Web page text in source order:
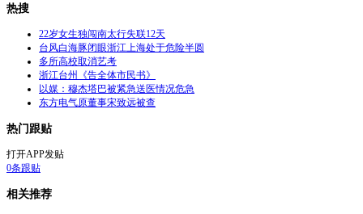
热搜
22岁女生独闯南太行失联12天
台风白海豚闭眼浙江上海处于危险半圆
多所高校取消艺考
浙江台州《告全体市民书》
以媒：穆杰塔巴被紧急送医情况危急
东方电气原董事宋致远被查
热门跟贴
打开APP发贴
0条跟贴
相关推荐